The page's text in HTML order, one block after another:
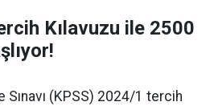
Kılavuzu ile 2500
(KPSS) 2024/1 tercih